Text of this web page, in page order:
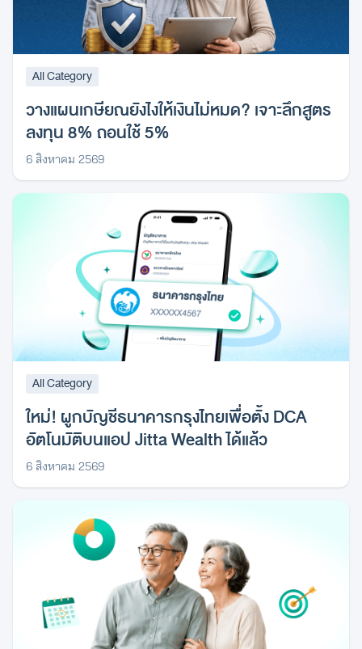
All Category
วางแผนเกษียณยังไงให้เงินไม่หมด? เจาะลึกสูตร
ลงทุน 8% ถอนใช้ 5%
6 สิงหาคม 2569
All Category
ใหม่! ผูกบัญชีธนาคารกรุงไทยเพื่อตั้ง DCA
อัตโนมัติบนแอป Jitta Wealth ได้แล้ว
6 สิงหาคม 2569